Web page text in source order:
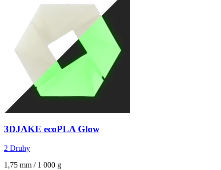
3DJAKE ecoPLA Glow
2 Druhy
1,75 mm / 1 000 g